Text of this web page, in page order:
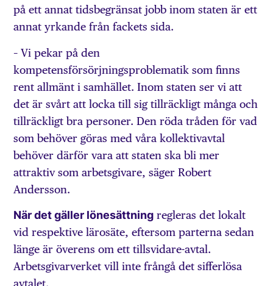
på ett annat tidsbegränsat jobb inom staten är ett
annat yrkande från fackets sida.
– Vi pekar på den
kompetensförsörjningsproblematik som finns
rent allmänt i samhället. Inom staten ser vi att
det är svårt att locka till sig tillräckligt många och
tillräckligt bra personer. Den röda tråden för vad
som behöver göras med våra kollektivavtal
behöver därför vara att staten ska bli mer
attraktiv som arbetsgivare, säger Robert
Andersson.
När det gäller lönesättning regleras det lokalt
vid respektive lärosäte, eftersom parterna sedan
länge är överens om ett tillsvidare-avtal.
Arbetsgivarverket vill inte frångå det sifferlösa
avtalet.